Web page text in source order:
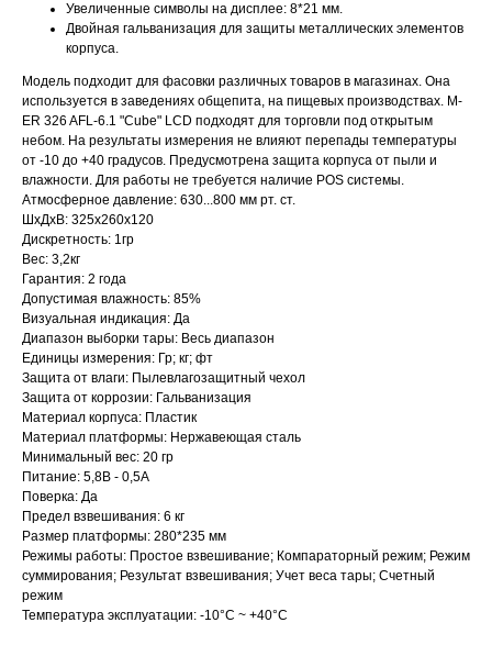
Увеличенные символы на дисплее: 8*21 мм.
Двойная гальванизация для защиты металлических элементов
корпуса.
Модель подходит для фасовки различных товаров в магазинах. Она
используется в заведениях общепита, на пищевых производствах. M-
ER 326 AFL-6.1 "Cube" LCD подходят для торговли под открытым
небом. На результаты измерения не влияют перепады температуры
от -10 до +40 градусов. Предусмотрена защита корпуса от пыли и
влажности. Для работы не требуется наличие POS системы.
Атмосферное давление: 630...800 мм рт. ст.
ШхДхВ: 325x260x120
Дискретность: 1гр
Вес: 3,2кг
Гарантия: 2 года
Допустимая влажность: 85%
Визуальная индикация: Да
Диапазон выборки тары: Весь диапазон
Единицы измерения: Гр; кг; фт
Защита от влаги: Пылевлагозащитный чехол
Защита от коррозии: Гальванизация
Материал корпуса: Пластик
Материал платформы: Нержавеющая сталь
Минимальный вес: 20 гр
Питание: 5,8В - 0,5А
Поверка: Да
Предел взвешивания: 6 кг
Размер платформы: 280*235 мм
Режимы работы: Простое взвешивание; Компараторный режим; Режим
суммирования; Результат взвешивания; Учет веса тары; Счетный
режим
Температура эксплуатации: -10°C ~ +40°C